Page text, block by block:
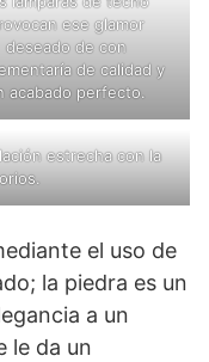
ese glamor
deseado de con
de calidad y
acabado perfecto.
estrecha con la
el uso de
la piedra es un
a un
le da un